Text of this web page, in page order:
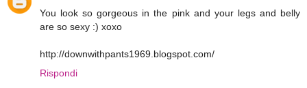
You look so gorgeous in the pink and your legs and belly
are so sexy :) xoxo
http://downwithpants1969.blogspot.com/
Rispondi